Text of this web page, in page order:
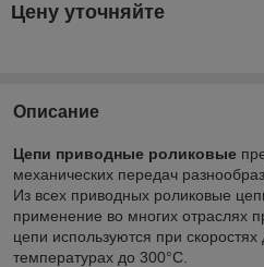
Цену уточняйте
Описание
Цепи приводные роликовые
механических передач
Из всех приводных роликовые
применение во многих отраслях
цепи используются при
температурах до 300°С.